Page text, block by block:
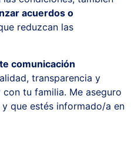
acuerdos o
reduzcan las
comunicación
transparencia y
tu familia. Me aseguro
que estés informado/a en